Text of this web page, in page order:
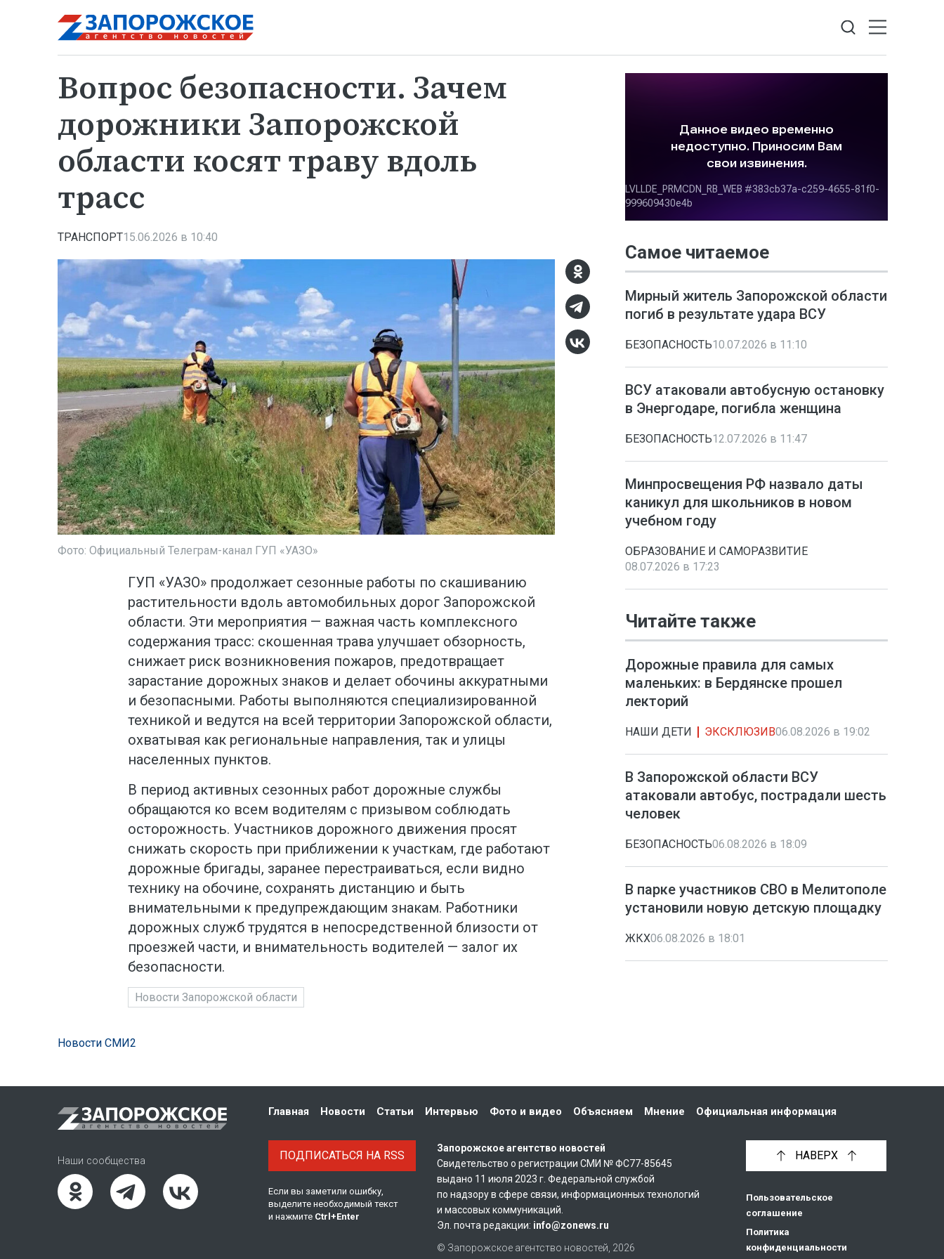
Вопрос безопасности. Зачем
дорожники Запорожской
области косят траву вдоль
трасс
ТРАНСПОРТ15.06.2026 в 10:40
Фото: Официальный Телеграм-канал ГУП «УАЗО»
ГУП «УАЗО» продолжает сезонные работы по скашиванию
растительности вдоль автомобильных дорог Запорожской
области. Эти мероприятия — важная часть комплексного
содержания трасс: скошенная трава улучшает обзорность,
снижает риск возникновения пожаров, предотвращает
зарастание дорожных знаков и делает обочины аккуратными
и безопасными. Работы выполняются специализированной
техникой и ведутся на всей территории Запорожской области,
охватывая как региональные направления, так и улицы
населенных пунктов.
В период активных сезонных работ дорожные службы
обращаются ко всем водителям с призывом соблюдать
осторожность. Участников дорожного движения просят
снижать скорость при приближении к участкам, где работают
дорожные бригады, заранее перестраиваться, если видно
технику на обочине, сохранять дистанцию и быть
внимательными к предупреждающим знакам. Работники
дорожных служб трудятся в непосредственной близости от
проезжей части, и внимательность водителей — залог их
безопасности.
Новости Запорожской области
Самое читаемое
Мирный житель Запорожской области
погиб в результате удара ВСУ
БЕЗОПАСНОСТЬ10.07.2026 в 11:10
ВСУ атаковали автобусную остановку
в Энергодаре, погибла женщина
БЕЗОПАСНОСТЬ12.07.2026 в 11:47
Минпросвещения РФ назвало даты
каникул для школьников в новом
учебном году
ОБРАЗОВАНИЕ И САМОРАЗВИТИЕ
08.07.2026 в 17:23
Читайте также
Дорожные правила для самых
маленьких: в Бердянске прошел
лекторий
НАШИ ДЕТИ ЭКСКЛЮЗИВ06.08.2026 в 19:02
В Запорожской области ВСУ
атаковали автобус, пострадали шесть
человек
БЕЗОПАСНОСТЬ06.08.2026 в 18:09
В парке участников СВО в Мелитополе
установили новую детскую площадку
ЖКХ06.08.2026 в 18:01
Новости СМИ2
НАВЕРХ
Наши сообщества ПОДПИСАТЬСЯ НА RSS
Если вы заметили ошибку,
выделите необходимый текст
и нажмите Ctrl +Enter
Главная Новости Статьи Интервью Фото и видео Объясняем Мнение Официальная информация
Пользовательское
соглашение
Политика
конфиденциальности
Запорожское агентство новостей
Свидетельство о регистрации СМИ № ФС77-85645
выдано 11 июля 2023 г. Федеральной службой
по надзору в сфере связи, информационных технологий
и массовых коммуникаций.
Эл. почта редакции: info@zonews.ru
© Запорожское агентство новостей, 2026